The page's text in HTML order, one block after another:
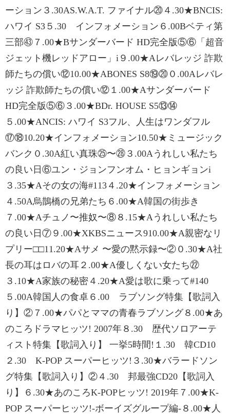
ーション３.30AS.W.A.T. ファイナル⑳４.30★BNCIS:
ハワイ S3５.30 インフォメーション６.00Bベティ第
三部㊸７.00★Bサンダーバード HD完全版⑤⑥「超音
ジェット機レッドアロー」i９.00★Aレバレッジ 詐欺
師たちの償い⑫10.00★ABONES S8⑲⑳０.00Aレバレ
ッジ 詐欺師たちの償い⑫１.00★Aサンダーバード
HD完全版⑤⑥３.00★BDr. HOUSE S5⑬⑭
５.00★ANCIS: ハワイ S3フル、人生はワンダフル
⑰⑱10.20★インフォメーション10.50★ミュージック
バンク０.30A紅い真珠㉕〜㉘３.00Aうれしい私たち
の良い日⑥ユン・ジョンフンオム・ヒョンギョンi
３.35★Aその女の海#113４.20★インフォメーション
４.50A烏鵲橋の兄弟たち６.00★A韓国の街歩き
７.00★Aチュノ〜推奴〜⑧８.15★Aうれしい私たち
の良い日⑦９.00★XKBSニュース910.00★A親密なリ
プリー□□11.20★Aサメ 〜愛の黙示録〜②０.30★A社
長の耳はロバの耳２.00★A優しくない女たち㉒
３.10★A家族の秘密４.20★A愛は歌に乗って#140
５.00A韓国人の食卓６.00 ラブソング特集【歌詞入
り】②７.00★パパとママの青春ラブソング８.00★あ
のころドラマヒッツ! 2007年８.30 歴代ソロアーテ
ィスト特集【歌詞入り】 一挙5時間!１.30 韓CD10
２.30 K-POP スーパーヒッツ!３.30★バラードソン
グ特集【歌詞入り】②４.30 邦最強CD20【歌詞入
り】６.30★あのころK-POPヒッツ! 2019年７.00★K-
POP スーパーヒッツ!-ボーイズグループ編-８.00★人